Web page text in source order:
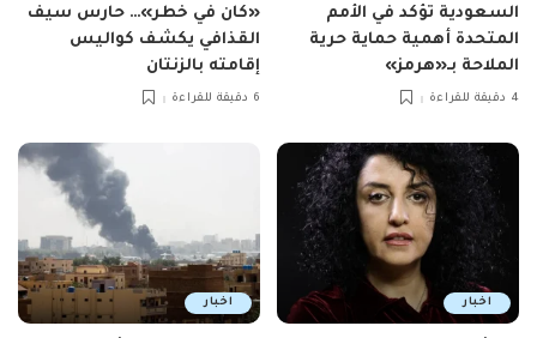
السعودية تؤكد في الأمم
المتحدة أهمية حماية حرية
الملاحة بـ«هرمز»
4 دقيقة للقراءة
«كان في خطر»… حارس سيف
القذافي يكشف كواليس
إقامته بالزنتان
6 دقيقة للقراءة
اخبار اخبار